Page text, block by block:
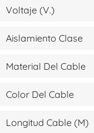
Voltaje (V.)
Aislamiento Clase
Material Del Cable
Color Del Cable
Longitud Cable (m)